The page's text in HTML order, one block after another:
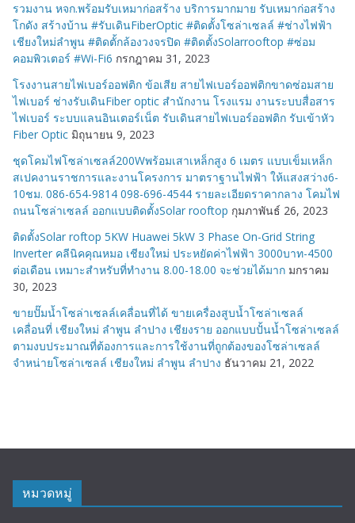
รวมงาน หจก.พร้อมรับเหมาก่อสร้าง บริการมากมาย รับเหมาก่อสร้าง
โกดัง สร้างบ้าน #รับเดินFiberOptic #ติดตั้งโซล่าเซลล์ #ช่างไฟฟ้า
เชียงใหม่ลำพูน #ติดตั้กล้องวงจรปิด #ติดตั้งSolarrooftop #ซ่อม
คอมพิวเตอร์ #Wi-Fi6 กรกฎาคม 31, 2023
โรงงานสายไฟเบอร์ออฟติก ข้อเสีย สายไฟเบอร์ออฟติกขาดซ่อมสาย
ไฟเบอร์ ช่างรับเดินFiber optic สำนักงาน โรงแรม งานระบบสื่อสาร
ไฟเบอร์ ระบบแลนอินเตอร์เน็ต รับเดินสายไฟเบอร์ออฟติก รับเข้าหัว
Fiber Optic มิถุนายน 9, 2023
ชุดโคมไฟโซล่าเซลล์200Wพร้อมเสาเหล็กสูง 6 เมตร แบบเข็มเหล็ก
สเปคงานราชการและงานโครงการ มาตราฐานไฟฟ้า ให้แสงสว่าง6-
10ชม. 086-654-9814 098-696-4544 รายละเอียดราคากลาง โคมไฟ
ถนนโซล่าเซลล์ ออกแบบติดตั้งSolar rooftop กุมภาพันธ์ 26, 2023
ติดตั้งSolar roftop 5KW Huawei 5kW 3 Phase On-Grid String
Inverter คลีนิคคุณหมอ เชียงใหม่ ประหยัดค่าไฟฟ้า 3000บาท-4500
ต่อเดือน เหมาะสำหรับที่ทำงาน 8.00-18.00 จะช่วยได้มาก มกราคม
30, 2023
ขายปั๊มน้ำโซล่าเซลล์เคลื่อนที่ได้ ขายเครื่องสูบน้ำโซล่าเซลล์
เคลื่อนที่ เชียงใหม่ ลำพูน ลำปาง เชียงราย ออกแบบปั้นน้ำโซล่าเซลล์
ตามงบประมาณที่ต้องการและการใช้งานที่ถูกต้องของโซล่าเซลล์
จำหน่ายโซล่าเซลล์ เชียงใหม่ ลำพูน ลำปาง ธันวาคม 21, 2022
หมวดหมู่